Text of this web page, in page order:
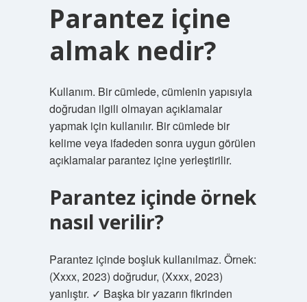
Parantez içine
almak nedir?
Kullanım. Bir cümlede, cümlenin yapısıyla
doğrudan ilgili olmayan açıklamalar
yapmak için kullanılır. Bir cümlede bir
kelime veya ifadeden sonra uygun görülen
açıklamalar parantez içine yerleştirilir.
Parantez içinde örnek
nasıl verilir?
Parantez içinde boşluk kullanılmaz. Örnek:
(Xxxx, 2023) doğrudur, (Xxxx, 2023)
yanlıştır. ✓ Başka bir yazarın fikrinden